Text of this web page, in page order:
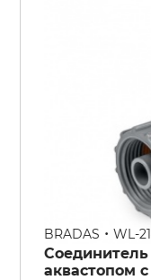
BRADAS • WL-
аквастопом